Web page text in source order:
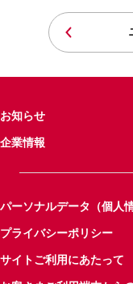
お知らせ
企業情報
パーソナルデータ（個人
プライバシーポリシー
サイトご利用にあたって